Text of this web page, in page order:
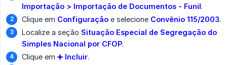
Importação > Importação de Documentos - Funil.
Clique em Configuração e selecione Convênio 115/2003.
Localize a seção Situação Especial de Segregação do
Simples Nacional por CFOP.
Clique em ➕ Incluir.